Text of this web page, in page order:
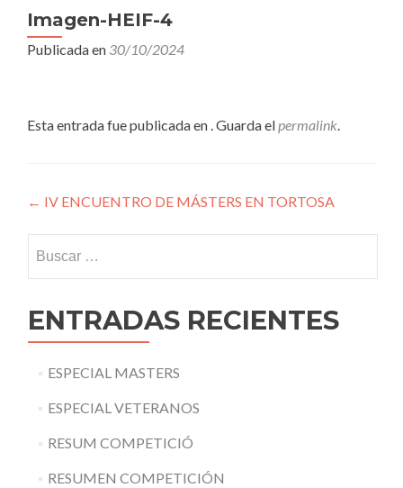
Imagen-HEIF-4
Publicada en 30/10/2024
Esta entrada fue publicada en . Guarda elpermalink.
Navegación
de
entradas
← IV ENCUENTRO DE MÁSTERS EN TORTOSA
ENTRADAS RECIENTES
ESPECIAL MASTERS
ESPECIAL VETERANOS
RESUM COMPETICIÓ
RESUMEN COMPETICIÓN